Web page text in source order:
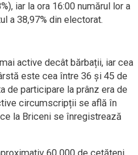
iar la ora 16:00 numărul lor a
a 38,97% din electorat.
active decât bărbații, iar cea
este cea între 36 și 45 de
de participare la prânz era de
circumscripții se află în
la Briceni se înregistrează